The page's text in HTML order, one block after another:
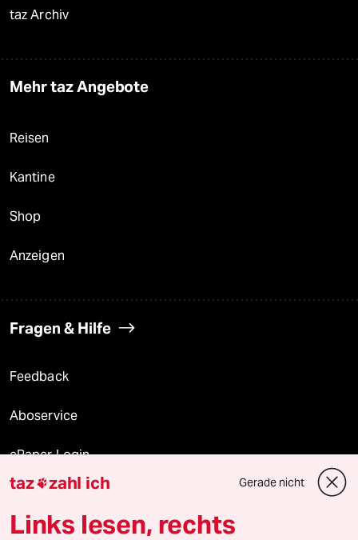
taz Archiv
Mehr taz Angebote
Reisen
Kantine
Shop
Anzeigen
Fragen & Hilfe
Feedback
Aboservice
ePaper Login
Downloads für Abonnierende
taz zahl ich Gerade nicht
Links lesen, rechts